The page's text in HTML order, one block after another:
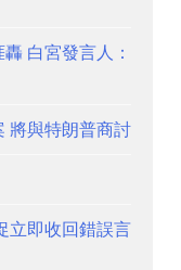
白宮發言人：
將與特朗普商討
立即收回錯誤言